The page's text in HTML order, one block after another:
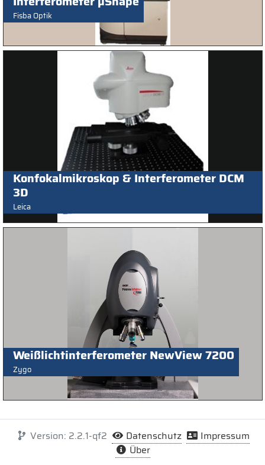
Fisba Optik
Konfokalmikroskop & Interferometer DCM
3D
Leica
Weißlichtinterferometer NewView 7200
Zygo
Version: 2.2.1-qf2 Datenschutz
Impressum
Über